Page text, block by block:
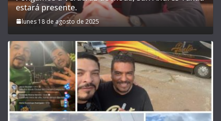
estará presente.
lunes 18 de agosto de 2025